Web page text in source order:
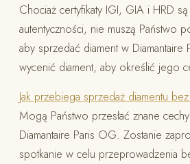
Chociaż certyfikaty IGI, GIA i HRD
autentyczności, nie muszą Państwo
aby sprzedać diament w
wycenić diament, aby określić jego
Jak przebiega sprzedaż diamentu
Mogą Państwo przesłać znane
Diamantaire Paris OG. Zostanie
spotkanie w celu przeprowadzenia